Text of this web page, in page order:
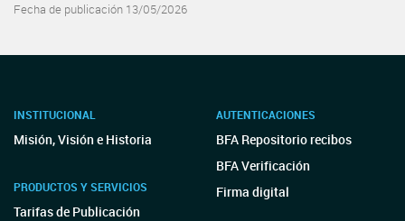
Fecha de publicación 13/05/2026
INSTITUCIONAL
Misión, Visión e Historia
PRODUCTOS Y SERVICIOS
Tarifas de Publicación
AUTENTICACIONES
BFA Repositorio recibos
BFA Verificación
Firma digital